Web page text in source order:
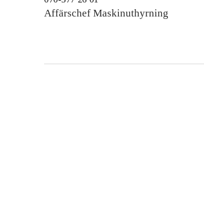
Affärschef Maskinuthyrning